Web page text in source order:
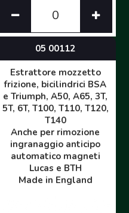
05 00112
Estrattore mozzetto
frizione, bicilindrici BSA
e Triumph, A50, A65, 3T,
5T, 6T, T100, T110, T120,
T140
Anche per rimozione
ingranaggio anticipo
automatico magneti
Lucas e BTH
Made in England